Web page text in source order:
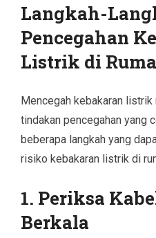
Langkah-
Pencegahan
Listrik di
Mencegah kebakaran
tindakan pencegahan yang
beberapa langkah yang
risiko kebakaran listrik di
1. Periksa
Berkala